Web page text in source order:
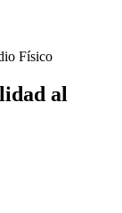
Físico
al